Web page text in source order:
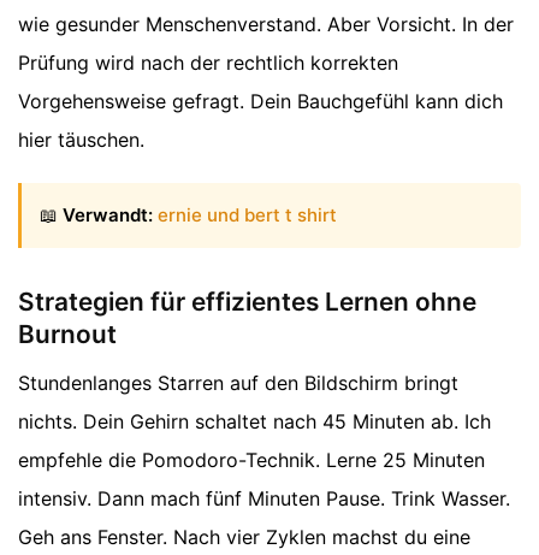
wie gesunder Menschenverstand. Aber Vorsicht. In der
Prüfung wird nach der rechtlich korrekten
Vorgehensweise gefragt. Dein Bauchgefühl kann dich
hier täuschen.
📖 Verwandt: ernie und bert t shirt
Strategien für effizientes Lernen ohne
Burnout
Stundenlanges Starren auf den Bildschirm bringt
nichts. Dein Gehirn schaltet nach 45 Minuten ab. Ich
empfehle die Pomodoro-Technik. Lerne 25 Minuten
intensiv. Dann mach fünf Minuten Pause. Trink Wasser.
Geh ans Fenster. Nach vier Zyklen machst du eine